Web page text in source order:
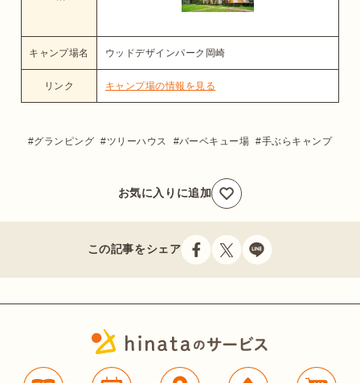
キャンプ場名 ウッドデザインパーク岡崎
リンク キャンプ場の情報を見る
グランピング ツリーハウス バーベキュー場 手ぶらキャンプ
お気に入りに追加
この記事をシェア